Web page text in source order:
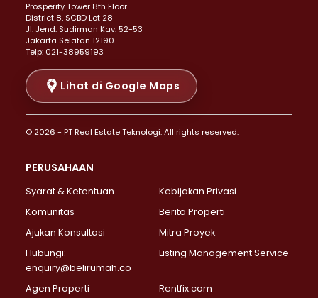
Properti Dijual di Menteng >
Properti Dijual di Senen >
Properti Dijual di Tanah Abang >
Properti Dijual di Cikini >
Properti Dijual di Kramat >
Properti Dijual di Pasar Baru >
Properti Dijual di Bendungan Hilir >
Properti Dijual di Jakarta Selatan >
Properti Dijual di Lebak Bulus >
Properti Dijual di Gandaria Selatan >
Properti Dijual di Pondok Labu >
Properti Dijual di Lenteng Agung >
Properti Dijual di Senayan >
Properti Dijual di Pondok Pinang >
Prosperity Tower 8th Floor
District 8, SCBD Lot 28
JI. Jend. Sudirman Kav. 52-53
Jakarta Selatan 12190
Telp: 021-38959193
Lihat di Google Maps
© 2026 - PT Real Estate Teknologi. All rights reserved.
PERUSAHAAN
Syarat & Ketentuan
Kebijakan Privasi
Komunitas
Berita Properti
Ajukan Konsultasi
Mitra Proyek
Hubungi:
enquiry@belirumah.co
Listing Management Service
Agen Properti Rentfix.com